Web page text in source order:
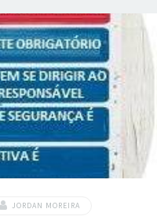
identificar as
e evitar que
JORDAN MOREIRA